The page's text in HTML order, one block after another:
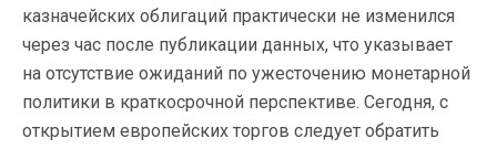
казначейских облигаций практически не изменился
через час после публикации данных, что указывает
на отсутствие ожиданий по ужесточению монетарной
политики в краткосрочной перспективе. Сегодня, с
открытием европейских торгов следует обратить